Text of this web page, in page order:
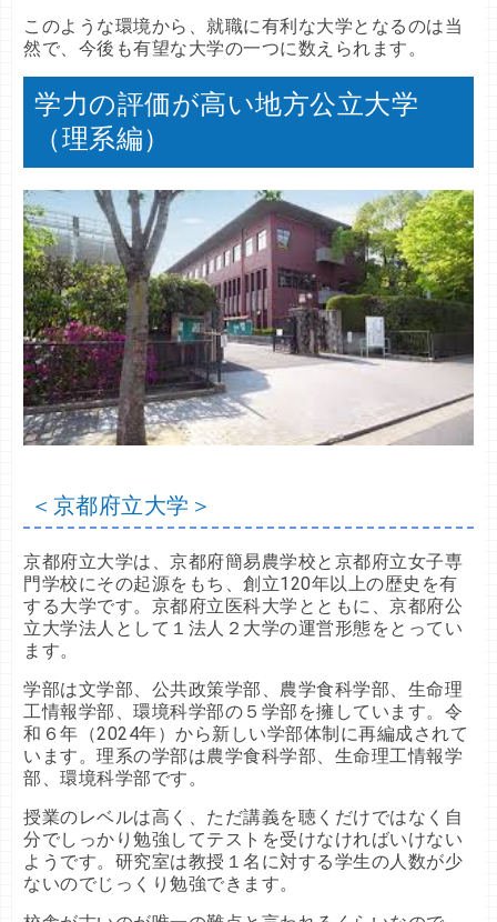
このような環境から、就職に有利な大学となるのは当
然で、今後も有望な大学の一つに数えられます。
学力の評価が高い地方公立大学
（理系編）
＜京都府立大学＞
京都府立大学は、京都府簡易農学校と京都府立女子専
門学校にその起源をもち、創立120年以上の歴史を有
する大学です。京都府立医科大学とともに、京都府公
立大学法人として１法人２大学の運営形態をとってい
ます。
学部は文学部、公共政策学部、農学食科学部、生命理
工情報学部、環境科学部の５学部を擁しています。令
和６年（2024年）から新しい学部体制に再編成されて
います。理系の学部は農学食科学部、生命理工情報学
部、環境科学部です。
授業のレベルは高く、ただ講義を聴くだけではなく自
分でしっかり勉強してテストを受けなければいけない
ようです。研究室は教授１名に対する学生の人数が少
ないのでじっくり勉強できます。